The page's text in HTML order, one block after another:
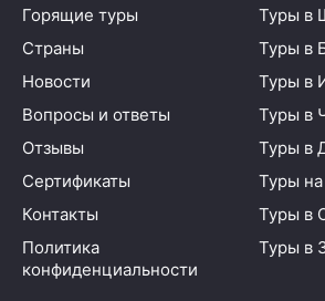
Горящие туры
Страны
Новости
Вопросы и ответы
Отзывы
Сертификаты
Контакты
Политика
конфиденциальности
Туры в
Туры в
Туры в
Туры в
Туры в
Туры
Туры в
Туры в